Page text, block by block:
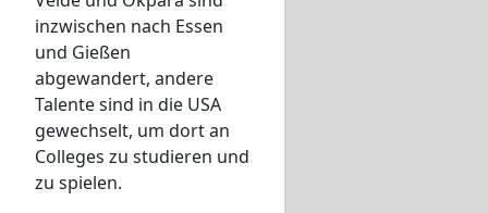
inzwischen nach Essen
und Gießen
abgewandert, andere
Talente sind in die USA
gewechselt, um dort an
Colleges zu studieren und
zu spielen.